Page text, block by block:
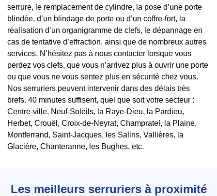
serrure, le remplacement de cylindre, la pose d’une porte
blindée, d’un blindage de porte ou d’un coffre-fort, la
réalisation d’un organigramme de clefs, le dépannage en
cas de tentative d’effraction, ainsi que de nombreux autres
services. N’hésitez pas à nous contacter lorsque vous
perdez vos clefs, que vous n’arrivez plus à ouvrir une porte
ou que vous ne vous sentez plus en sécurité chez vous.
Nos serruriers peuvent intervenir dans des délais très
brefs. 40 minutes suffisent, quel que soit votre secteur :
Centre-ville, Neuf-Soleils, la Raye-Dieu, la Pardieu,
Herbet, Crouël, Croix-de-Neyrat, Champratel, la Plaine,
Montferrand, Saint-Jacques, les Salins, Vallières, la
Glacière, Chanteranne, les Bughes, etc.
Les meilleurs serruriers à proximité